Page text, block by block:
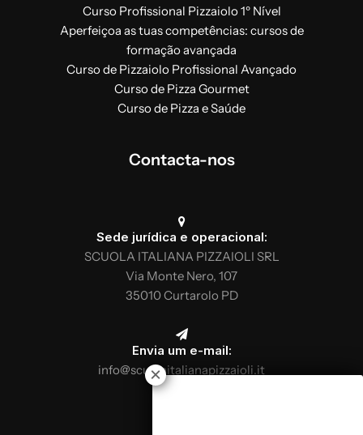
Curso Profissional Pizzaiolo 1º Nível
Aperfeiçoa as tuas competências: cursos de
formação avançada
Curso de Pizzaiolo Profissional Avançado
Curso de Pizza Gourmet
Curso de Pizza e Saúde
Contacta-nos
Sede jurídica e operacional:
SCUOLA ITALIANA PIZZAIOLI SRL
Via Monte Nero, 107
35010 Curtarolo PD
Envia um e-mail:
info@scuolaitalianapizzaioli.it